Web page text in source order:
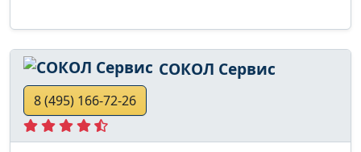
СОКОЛ Сервис
8 (495) 166-72-26